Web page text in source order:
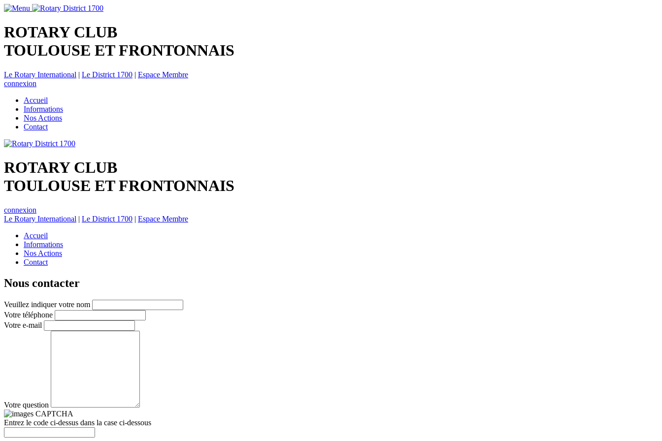
ROTARY CLUB
TOULOUSE ET FRONTONNAIS
Le Rotary International | Le District 1700 | Espace Membre
connexion
Accueil
Informations
Nos Actions
Contact
ROTARY CLUB
TOULOUSE ET FRONTONNAIS
connexion
Le Rotary International | Le District 1700 | Espace Membre
Accueil
Informations
Nos Actions
Contact
Nous contacter
Veuillez indiquer votre nom
Votre téléphone
Votre e-mail
Votre question
Entrez le code ci-dessus dans la case ci-dessous